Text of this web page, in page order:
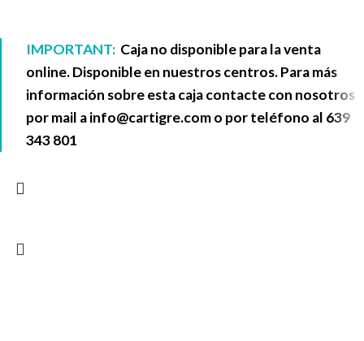
IMPORTANT: Caja no disponible para la venta
online. Disponible en nuestros centros. Para más
información sobre esta caja contacte con nosotros
por mail ainfo@cartigre.como por teléfono al 639
343 801